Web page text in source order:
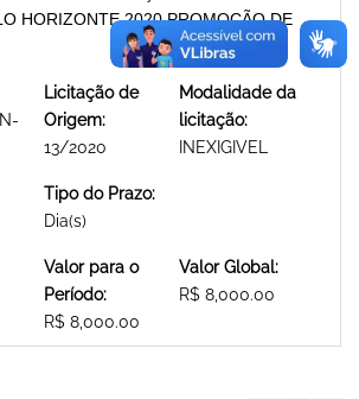
HORIZONTE 2020 PROMOÇÃO DE
Licitação de
Origem:
13/2020
Modalidade da
licitação:
INEXIGIVEL
Tipo do Prazo:
Dia(s)
Valor para o
Período:
R$ 8,000.00
Valor Global:
R$ 8,000.00